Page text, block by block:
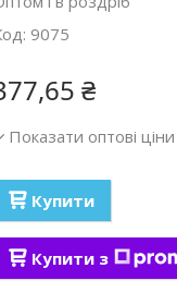
9075
₴
Показати оптові ціни
Купити
Купити з